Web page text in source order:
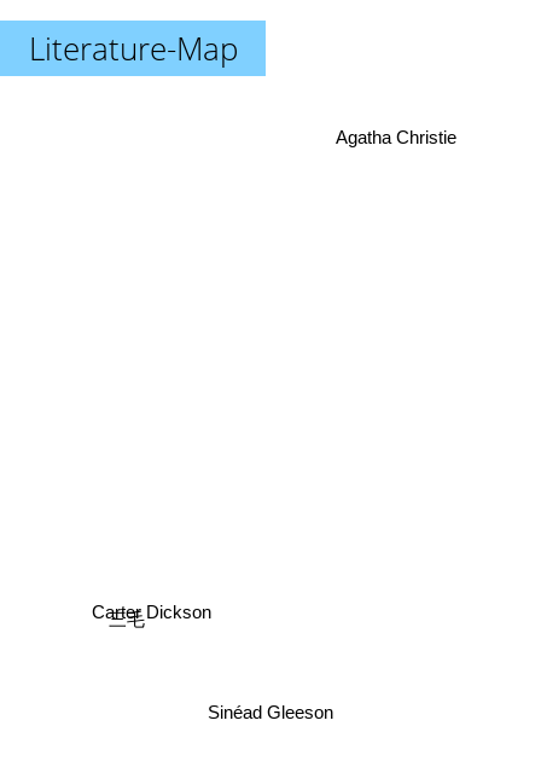
Literature-Map
Sinéad Gleeson
三毛
Agatha Christie